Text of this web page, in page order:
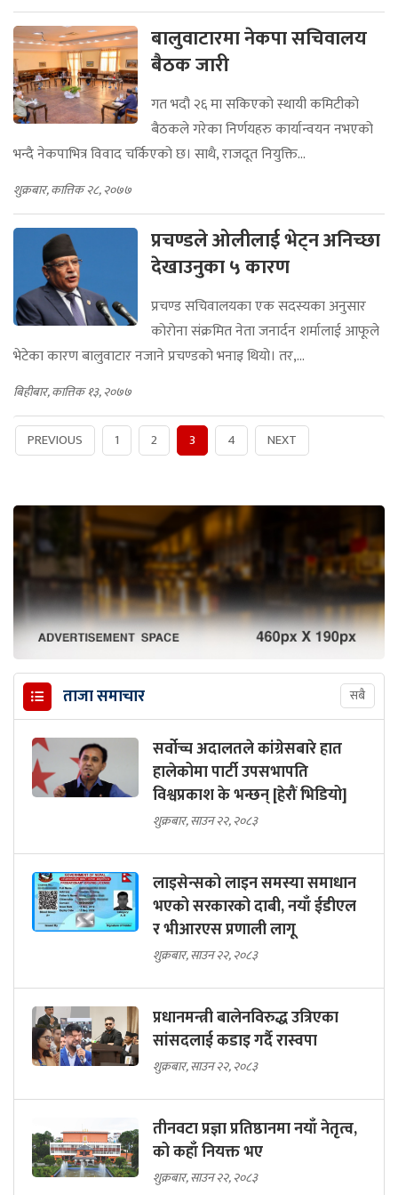
बालुवाटारमा नेकपा सचिवालय
बैठक जारी
गत भदौ २६ मा सकिएको स्थायी कमिटीको
बैठकले गरेका निर्णयहरु कार्यान्वयन नभएको
भन्दै नेकपाभित्र विवाद चर्किएको छ। साथै, राजदूत नियुक्ति...
शुक्रबार, कात्तिक २८, २०७७
प्रचण्डले ओलीलाई भेट्न अनिच्छा
देखाउनुका ५ कारण
प्रचण्ड सचिवालयका एक सदस्यका अनुसार
कोरोना संक्रमित नेता जनार्दन शर्मालाई आफूले
भेटेका कारण बालुवाटार नजाने प्रचण्डको भनाइ थियो। तर,...
बिहीबार, कात्तिक १३, २०७७
PREVIOUS 1 2 3 4 NEXT
ताजा समाचार सबै
सर्वोच्च अदालतले कांग्रेसबारे हात
हालेकोमा पार्टी उपसभापति
विश्वप्रकाश के भन्छन् [हेरौं भिडियो]
शुक्रबार, साउन २२, २०८३
लाइसेन्सको लाइन समस्या समाधान
भएको सरकारको दाबी, नयाँ ईडीएल
र भीआरएस प्रणाली लागू
शुक्रबार, साउन २२, २०८३
प्रधानमन्त्री बालेनविरुद्ध उत्रिएका
सांसदलाई कडाइ गर्दै रास्वपा
शुक्रबार, साउन २२, २०८३
तीनवटा प्रज्ञा प्रतिष्ठानमा नयाँ नेतृत्व,
को कहाँ नियक्त भए
शुक्रबार, साउन २२, २०८३